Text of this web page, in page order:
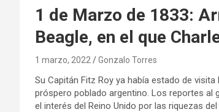
1 de Marzo de 1833:
Beagle, en el que
1 marzo, 2022 Gonzalo Torres
Su Capitán Fitz Roy ya había estado de
próspero poblado argentino. Los reportes al
el interés del Reino Unido por las riquezas